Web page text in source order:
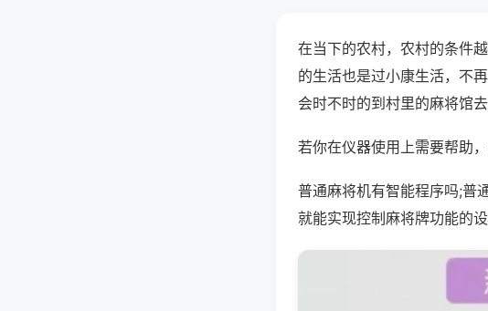
在当下的农村，农村的条件
的生活也是过小康生活，不
会时不时的到村里的麻将馆
若你在仪器使用上需要帮助
普通麻将机有智能程序吗;普
就能实现控制麻将牌功能的设